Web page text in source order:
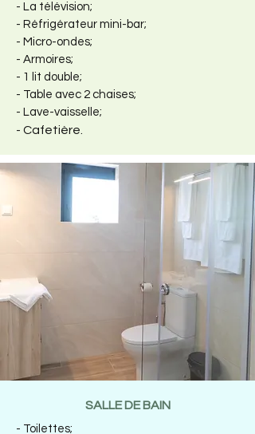
- La télévision;
- Réfrigérateur mini-bar;
- Micro-ondes;
- Armoires;
- 1 lit double;
- Table avec 2 chaises;
- Lave-vaisselle;
- Cafetière.
SALLE DE BAIN
- Toilettes;